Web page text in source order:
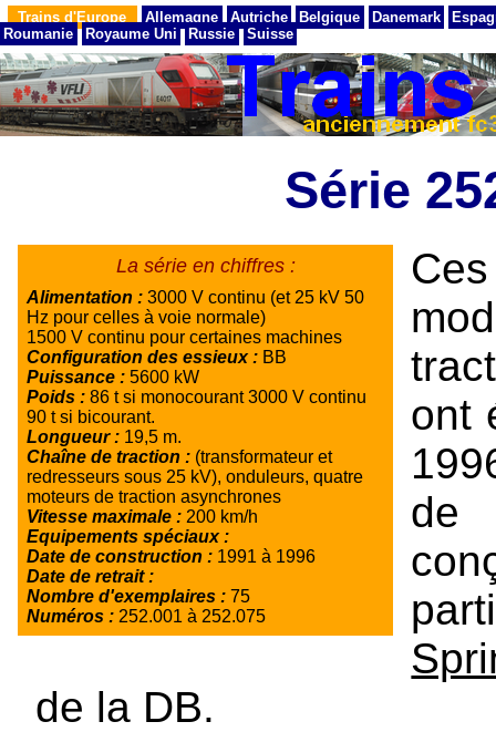
Trains d'Europe Allemagne Autriche Belgique Danemark
Roumanie
Royaume Uni Russie Suisse
Série
La série en chiffres :
Alimentation : 3000 V continu (et 25 kV 50
Hz pour celles à voie normale)
1500 V continu pour certaines machines
Configuration des essieux : BB
Puissance : 5600 kW
Poids : 86 t si monocourant 3000 V continu
90 t si bicourant.
Longueur : 19,5 m.
Chaîne de traction : (transformateur et
redresseurs sous 25 kV), onduleurs, quatre
moteurs de traction asynchrones
Vitesse maximale : 200 km/h
Equipements spéciaux :
Date de construction : 1991 à 1996
Date de retrait :
Nombre d'exemplaires : 75
Numéros : 252.001 à 252.075
ont
de
de la DB.